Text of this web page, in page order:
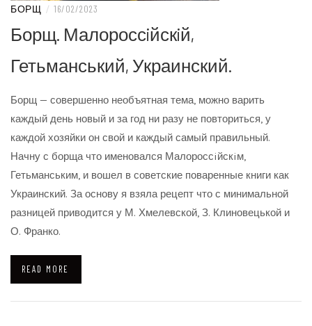
БОРЩ / 16/02/2023
Борщ. Малороссiйскiй,
Гетьманський, Украинский.
Борщ — совершенно необъятная тема, можно варить
каждый день новый и за год ни разу не повториться, у
каждой хозяйки он свой и каждый самый правильный.
Начну с борща что именовался Малороссiйскiм,
Гетьманським, и вошел в советские поваренные книги как
Украинский. За основу я взяла рецепт что с минимальной
разницей приводится у М. Хмелевской, З. Клиновецькой и
О. Франко.
READ MORE